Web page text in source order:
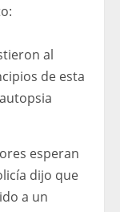
al
de esta
esperan
dijo que
a un